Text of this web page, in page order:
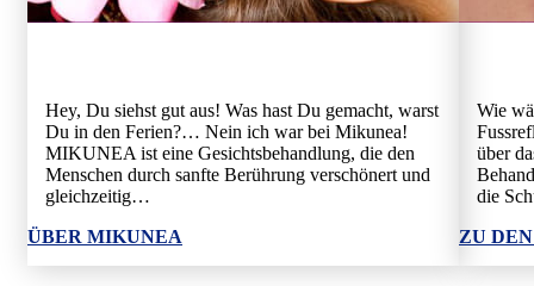
Hey, Du siehst gut aus! Was hast Du gemacht, warst
Du in den Ferien?… Nein ich war bei Mikunea!
MIKUNEA ist eine Gesichts­behandlung, die den
Menschen durch sanfte Berührung verschönert und
gleichzeitig…
ÜBER MIKUNEA
Wie
über
die
ZU